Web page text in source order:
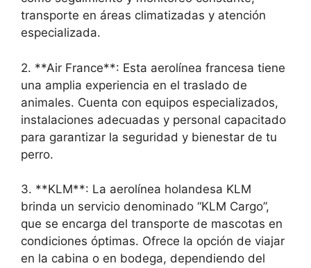
transporte en áreas climatizadas y atención
especializada.
2. **Air France**: Esta aerolínea francesa tiene
una amplia experiencia en el traslado de
animales. Cuenta con equipos especializados,
instalaciones adecuadas y personal capacitado
para garantizar la seguridad y bienestar de tu
perro.
3. **KLM**: La aerolínea holandesa KLM
brinda un servicio denominado “KLM Cargo”,
que se encarga del transporte de mascotas en
condiciones óptimas. Ofrece la opción de viajar
en la cabina o en bodega, dependiendo del